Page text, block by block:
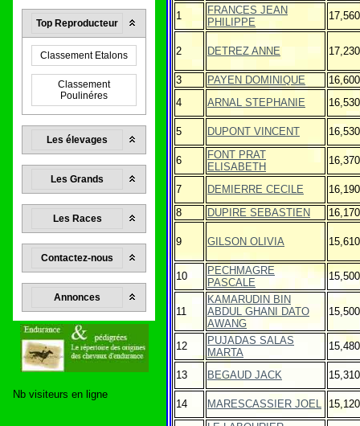
Top Reproducteur
Classement Etalons
Classement
Poulinéres
Les élevages
Les Grands
Les Races
Contactez-nous
Annonces
Nb visiteurs en ligne
1
FRANCES JEAN
PHILIPPE
17,560
2 DETREZ ANNE 17,230
3 PAYEN DOMINIQUE
16,600
4
ARNAL STEPHANIE 16,530
5 DUPONT VINCENT 16,530
6
FONT PRAT
ELISABETH
16,370
7 DEMIERRE CECILE
16,190
8
DUPIRE SEBASTIEN 16,170
9 GILSON OLIVIA 15,610
10
PECHMAGRE
PASCALE
15,500
11
KAMARUDIN BIN
ABDUL GHANI DATO
AWANG
15,500
12
PUJADAS SALAS
MARTA
15,480
13 BEGAUD JACK 15,310
14 MARESCASSIER JOEL 15,120